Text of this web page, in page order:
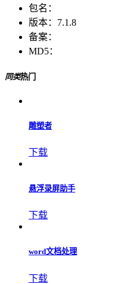
包名：
版本： 7.1.8
备案：
MD5：
同类热门
雕塑者
下载
悬浮录屏助手
下载
word文档处理
下载